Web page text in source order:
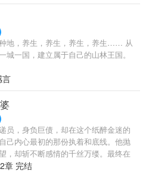
地，养生，养生，养生，养生…… 从
城一国，建立属于自己的山林王国。
言
员，身负巨债，却在这个纸醉金迷的
己内心最初的那份执着和底线。他抛
，却斩不断感情的千丝万缕。最终在
苦挣扎……
章 完结